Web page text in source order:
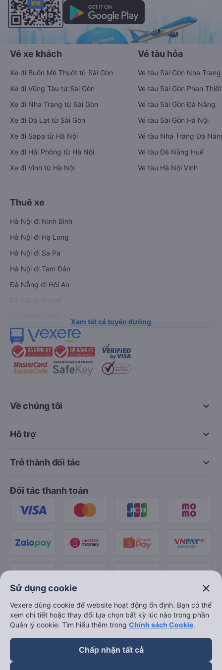
Vé xe khách
Xe đi Buôn Mê Thuột từ Sài Gòn
Xe đi Vũng Tàu từ Sài Gòn
Xe đi Nha Trang từ Sài Gòn
Xe đi Đà Lạt từ Sài Gòn
Xe đi Sapa từ Hà Nội
Xe đi Hải Phòng từ Hà Nội
Xe đi Vinh từ Hà Nội
Vé tàu hỏa
Vé tàu Sài Gòn Nha Trang
Vé tàu Sài Gòn Phan Thiết
Vé tàu Sài Gòn Đà Nẵng
Vé tàu Sài Gòn Hà Nội
Vé tàu Nha Trang Đà
Vé tàu Đà Nẵng Huế
Vé tàu Hà Nội Vinh
Thuê xe
Hà Nội đi Ninh Bình
Hà Nội đi Hạ Long
Hà Nội đi Sa Pa
Hà Nội đi Tam Đảo
Đà Nẵng đi Hội An
Xem tất cả tuyến đường
keyboard_arrow_down
Về chúng tôi
keyboard_arrow_down
Hỗ trợ
keyboard_arrow_down
Trở thành đối tác
Đối tác thanh toán
Sử dụng cookie close
Vexere dùng cookie để website hoạt động ổn định. Bạn có thể
xem chi tiết hoặc thay đổi lựa chọn bất kỳ lúc nào trong phần
Quản lý cookie. Tìm hiểu thêm trong Chính sách Cookie.
Chấp nhận tất cả